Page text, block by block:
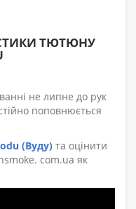
ТЮТЮНУ
не липне до рук
поповнюється
(Вуду) та оцінити
com.ua як